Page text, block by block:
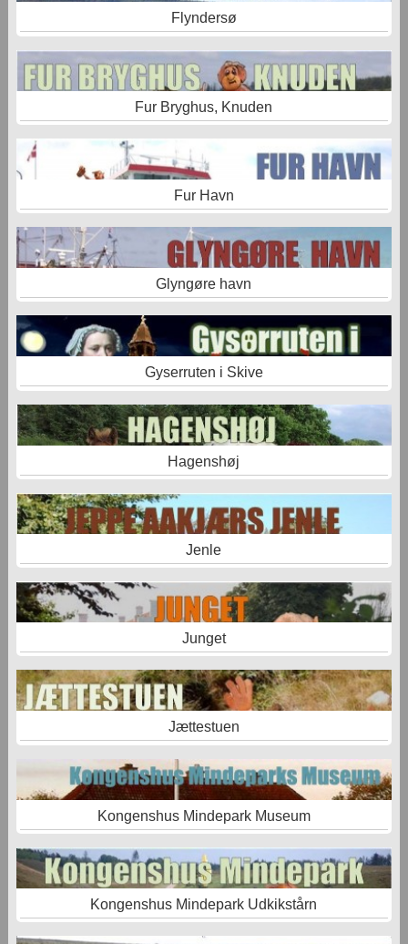
Flyndersø
Fur Bryghus, Knuden
Fur Havn
Glyngøre havn
Gyserruten i Skive
Hagenshøj
Jenle
Junget
Jættestuen
Kongenshus Mindepark Museum
Kongenshus Mindepark Udkikstårn